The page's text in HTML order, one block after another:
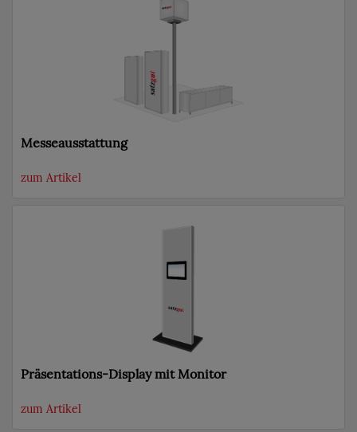
Messeausstattung
zum Artikel
Präsentations-Display mit Monitor
zum Artikel